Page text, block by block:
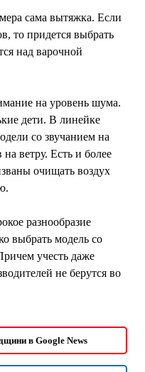
сама вытяжка. Если
то придется выбрать
над варочной
на уровень шума.
дети. В линейке
со звучанием на
ветру. Есть и более
очищать воздух
разнообразие
выбрать модель со
учесть даже
не берутся во
в Google News